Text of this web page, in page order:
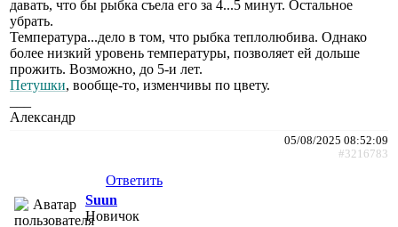
давать, что бы рыбка съела его за 4...5 минут. Остальное
убрать.
Температура...дело в том, что рыбка теплолюбива. Однако
более низкий уровень температуры, позволяет ей дольше
прожить. Возможно, до 5-и лет.
Петушки, вообще-то, изменчивы по цвету.
Александр
05/08/2025 08:52:09
#3216783
Ответить
Suun
Новичок